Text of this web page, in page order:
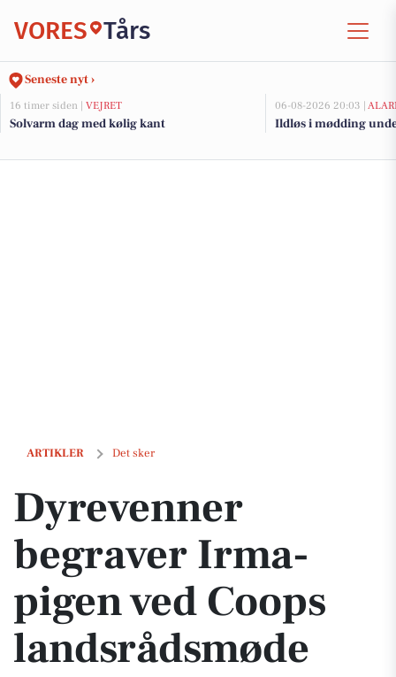
VORES Tårs
Seneste nyt ›
16 timer siden | VEJRET
Solvarm dag med kølig kant
06-08-2026 20:03 |
Ildløs i mødding
ARTIKLER Det sker
Dyrevenner begraver Irma-pigen ved Coops landsrådsmøde
Dyrevenner
begraver Irma-
pigen ved Coops
landsrådsmøde